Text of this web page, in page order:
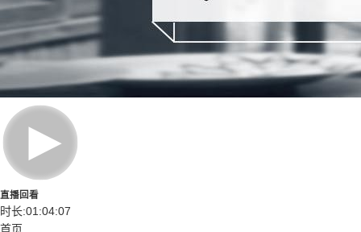
直播回看
时长:01:04:07
首页